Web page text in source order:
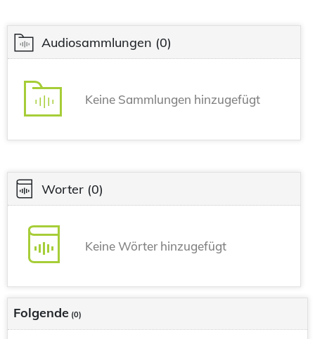
Audiosammlungen (0)
Keine Sammlungen hinzugefügt
Worter (0)
Keine Wörter hinzugefügt
Folgende (0)